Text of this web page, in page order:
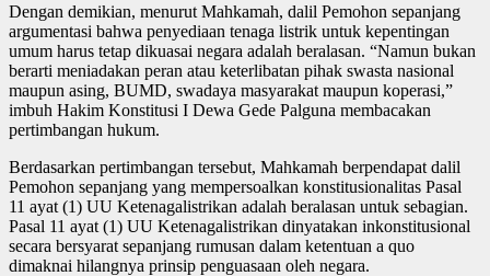
Dengan demikian, menurut Mahkamah, dalil Pemohon sepanjang
argumentasi bahwa penyediaan tenaga listrik untuk kepentingan
umum harus tetap dikuasai negara adalah beralasan. “Namun bukan
berarti meniadakan peran atau keterlibatan pihak swasta nasional
maupun asing, BUMD, swadaya masyarakat maupun koperasi,”
imbuh Hakim Konstitusi I Dewa Gede Palguna membacakan
pertimbangan hukum.
Berdasarkan pertimbangan tersebut, Mahkamah berpendapat dalil
Pemohon sepanjang yang mempersoalkan konstitusionalitas Pasal
11 ayat (1) UU Ketenagalistrikan adalah beralasan untuk sebagian.
Pasal 11 ayat (1) UU Ketenagalistrikan dinyatakan inkonstitusional
secara bersyarat sepanjang rumusan dalam ketentuan a quo
dimaknai hilangnya prinsip penguasaan oleh negara.